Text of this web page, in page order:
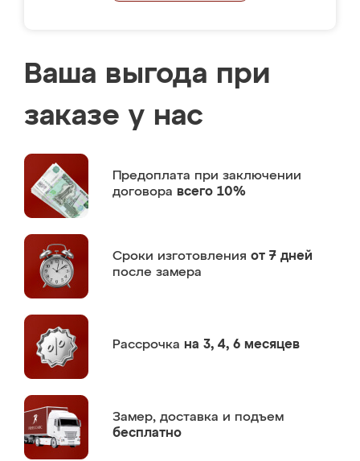
Ваша выгода при
заказе у нас
Предоплата при заключении
договора всего 10%
Сроки изготовления от 7 дней
после замера
Рассрочка на 3, 4, 6 месяцев
Замер, доставка и подъем
бесплатно